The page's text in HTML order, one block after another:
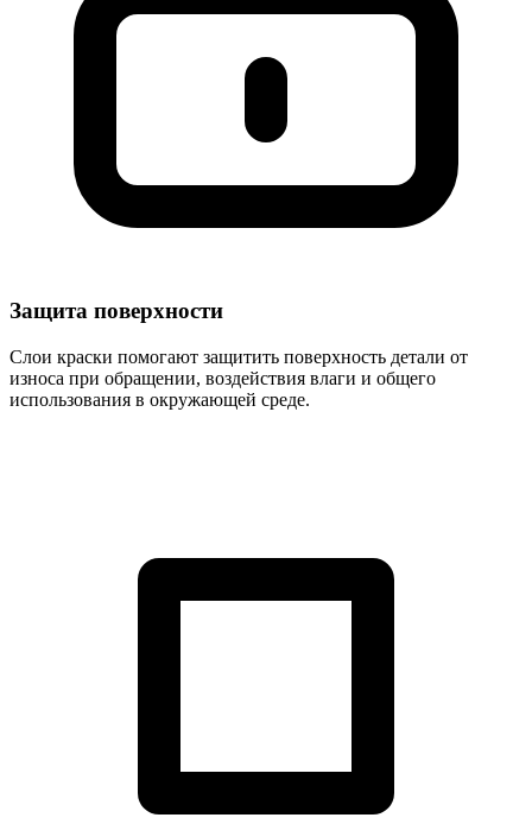
Защита поверхности
Слои краски помогают защитить поверхность детали от
износа при обращении, воздействия влаги и общего
использования в окружающей среде.